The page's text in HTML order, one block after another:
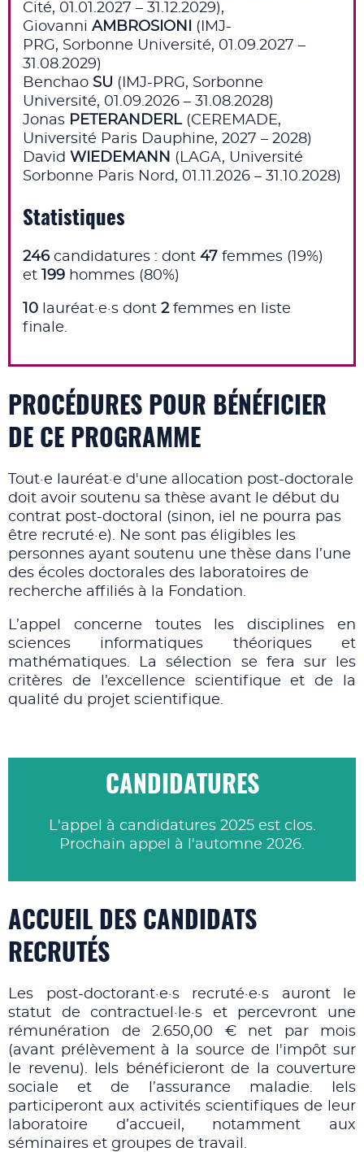
Cité, 01.01.2027 – 31.12.2029),
Giovanni AMBROSIONI (IMJ-
PRG, Sorbonne Université, 01.09.2027 –
31.08.2029)
Benchao SU (IMJ-PRG, Sorbonne
Université, 01.09.2026 – 31.08.2028)
Jonas PETERANDERL(CEREMADE,
Université Paris Dauphine, 2027 – 2028)
David WIEDEMANN (LAGA, Université
Sorbonne Paris Nord, 01.11.2026 – 31.10.2028)
Statistiques
246candidatures : dont 47 femmes (19%)
et
199 hommes (80%)
10 lauréat·e·s dont 2femmes en liste
finale.
PROCÉDURES POUR BÉNÉFICIER
DE CE PROGRAMME
Tout·e lauréat·e d'une allocation post-doctorale
doit avoir soutenu sa thèse avant le début du
contrat post-doctoral (sinon, iel ne pourra pas
être recruté·e). Ne sont pas éligibles les
personnes ayant soutenu une thèse dans l’une
des écoles doctorales des laboratoires de
recherche affiliés à la Fondation.
L’appel concerne toutes les disciplines en
sciences informatiques théoriques et
mathématiques. La sélection se fera sur les
critères de l’excellence scientifique et de la
qualité du projet scientifique.
CANDIDATURES
L'appel à candidatures 2025 est clos.
Prochain appel à l'automne 2026.
ACCUEIL DES CANDIDATS
RECRUTÉS
Les post-doctorant·e·s recruté·e·s auront le
statut de contractuel·le·s et percevront une
rémunération de 2.650,00 € net par mois
(avant prélèvement à la source de l'impôt sur
le revenu). Iels bénéficieront de la couverture
sociale et de l’assurance maladie. Iels
participeront aux activités scientifiques de leur
laboratoire d’accueil, notamment aux
séminaires et groupes de travail.